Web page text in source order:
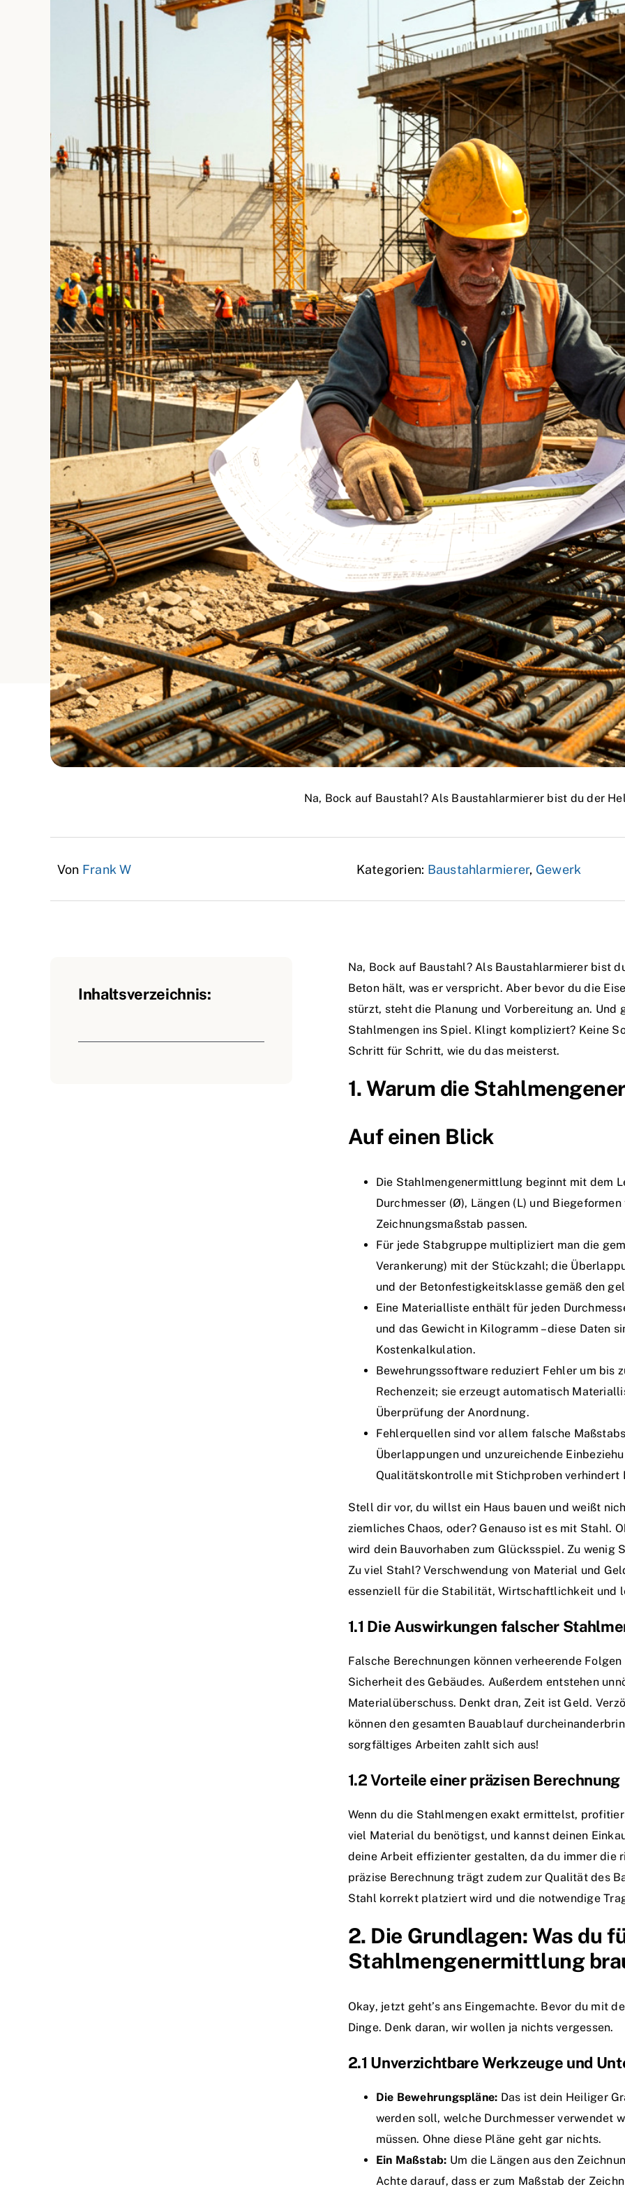
Na, Bock auf Baustahl? Als Baustahlarmierer bist du der
Von Frank W Kategorien: Baustahlarmierer, Gewerk
Inhaltsverzeichnis:
Na, Bock auf Baustahl? Als Baustahlarmierer bist
Beton hält, was er verspricht. Aber bevor du die
stürzt, steht die Planung und Vorbereitung an.
Stahlmengen ins Spiel. Klingt kompliziert? Keine
Schritt für Schritt, wie du das meisterst.
1. Warum die
Auf einen Blick
Die Stahlmengenermittlung beginnt mit dem
Durchmesser (Ø), Längen (L) und
Zeichnungsmaßstab passen.
Für jede Stabgruppe multipliziert man die
Verankerung) mit der Stückzahl; die
und der Betonfestigkeitsklasse gemäß den
Eine Materialliste enthält für jeden
und das Gewicht in Kilogramm – diese Daten
Kostenkalkulation.
Bewehrungssoftware reduziert Fehler um bis
Rechenzeit; sie erzeugt automatisch
Überprüfung der Anordnung.
Fehlerquellen sind vor allem falsche
Überlappungen und unzureichende
Qualitätskontrolle mit Stichproben verhindert
Stell dir vor, du willst ein Haus bauen und weißt
ziemliches Chaos, oder? Genauso ist es mit Stahl.
wird dein Bauvorhaben zum Glücksspiel. Zu wenig
Zu viel Stahl? Verschwendung von Material und
essenziell für die Stabilität, Wirtschaftlichkeit und
1.1 Die Auswirkungen falscher
Falsche Berechnungen können verheerende
Sicherheit des Gebäudes. Außerdem entstehen
Materialüberschuss. Denkt dran, Zeit ist Geld.
können den gesamten Bauablauf
sorgfältiges Arbeiten zahlt sich aus!
1.2 Vorteile einer präzisen Berechnung
Wenn du die Stahlmengen exakt ermittelst,
viel Material du benötigst, und kannst deinen
deine Arbeit effizienter gestalten, da du immer die
präzise Berechnung trägt zudem zur Qualität des
Stahl korrekt platziert wird und die notwendige
2. Die Grundlagen: Was du
Stahlmengenermittlung
Okay, jetzt geht’s ans Eingemachte. Bevor du mit
Dinge. Denk daran, wir wollen ja nichts vergessen.
2.1 Unverzichtbare Werkzeuge und
Die Bewehrungspläne: Das ist dein Heiliger
werden soll, welche Durchmesser verwendet
müssen. Ohne diese Pläne geht gar nichts.
Ein Maßstab: Um die Längen aus den
Achte darauf, dass er zum Maßstab der